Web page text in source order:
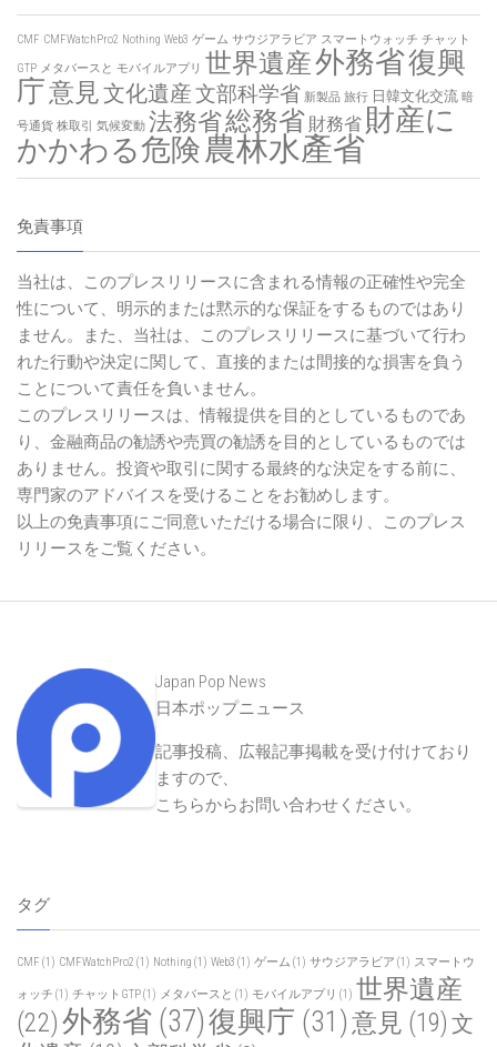
CMF CMFWatchPro2 Nothing Web3 ゲーム サウジアラビア スマートウォッチ チャット
GTP メタバースと モバイルアプリ 世界遺産外務省復興
庁意見文化遺産文部科学省 新製品 旅行 日韓文化交流 暗
号通貨 株取引 気候変動 法務省総務省 財務省 財産に
かかわる危険 農林水產省
免責事項
当社は、このプレスリリースに含まれる情報の正確性や完全
性について、明示的または黙示的な保証をするものではあり
ません。また、当社は、このプレスリリースに基づいて行わ
れた行動や決定に関して、直接的または間接的な損害を負う
ことについて責任を負いません。
このプレスリリースは、情報提供を目的としているものであ
り、金融商品の勧誘や売買の勧誘を目的としているものでは
ありません。投資や取引に関する最終的な決定をする前に、
専門家のアドバイスを受けることをお勧めします。
以上の免責事項にご同意いただける場合に限り、このプレス
リリースをご覧ください。
Japan Pop News
日本ポップニュース
記事投稿、広報記事掲載を受け付けており
ますので、
こちらからお問い合わせください。
タグ
CMF (1) CMFWatchPro2 (1) Nothing (1) Web3 (1) ゲーム (1) サウジアラビア (1) スマートウ
ォッチ (1) チャットGTP(1) メタバースと (1) モバイルアプリ (1) 世界遺産
(22)外務省 (37)復興庁 (31)意見 (19) 文